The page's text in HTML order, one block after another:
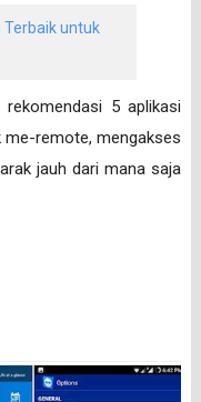
untuk
5 aplikasi
remote, mengakses
jauh dari mana saja